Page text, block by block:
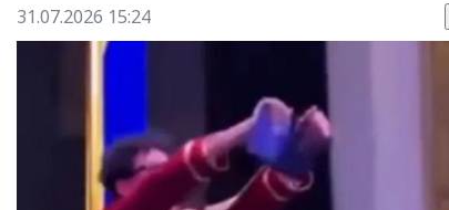
31.07.2026 15:24